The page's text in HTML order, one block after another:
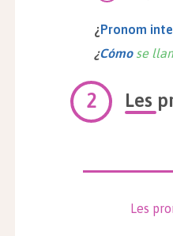
¿Pronom
¿Cómo se
Les
Les